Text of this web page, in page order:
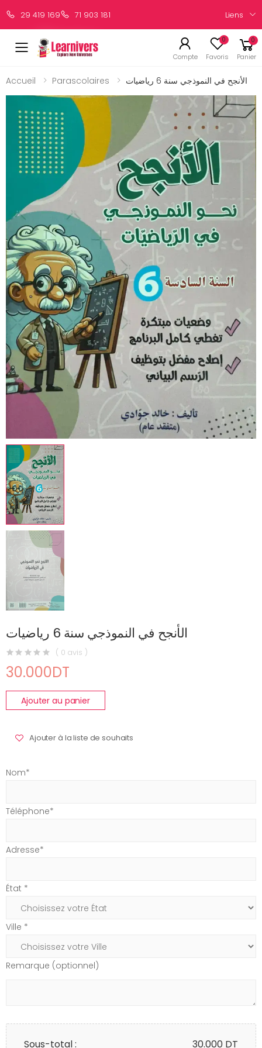
29 419 169 71 903 181 Liens
Compte
0
Favoris
0
Panier
Accueil Parascolaires الأنجح في النموذجي سنة 6 رياضيات
الأنجح في النموذجي سنة 6 رياضيات
( 0 avis )
30.000DT
Ajouter au panier
Ajouter à la liste de souhaits
Nom*
Téléphone*
Adresse*
État *
Ville *
Remarque (optionnel)
Sous-total : 30.000 DT